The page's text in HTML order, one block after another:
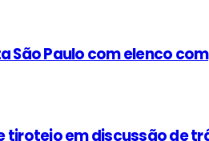
São Paulo com elenco
tiroteio em discussão de